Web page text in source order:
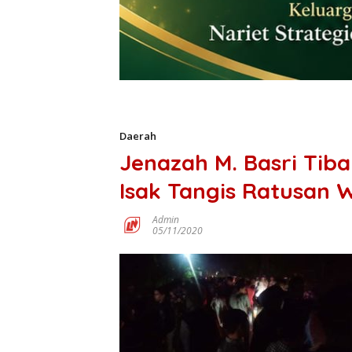
Daerah
Jenazah M. Basri
Isak Tangis Ratusan
Admin
05/11/2020